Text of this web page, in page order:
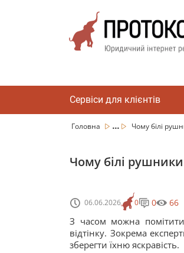
Сервіси для клієнтів
Головна ... Чому білі
Чому білі
06.06.2026 0 0 66
З часом можна
відтінку. Зокрема
зберегти їхню яскравість.